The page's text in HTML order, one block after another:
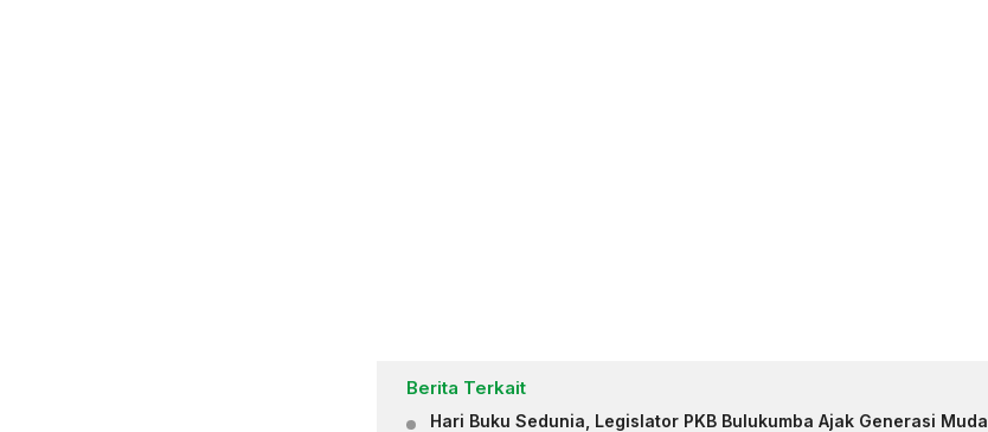
Berita Terkait
Hari Buku Sedunia, Legislator PKB Bulukumba Ajak Generasi Muda